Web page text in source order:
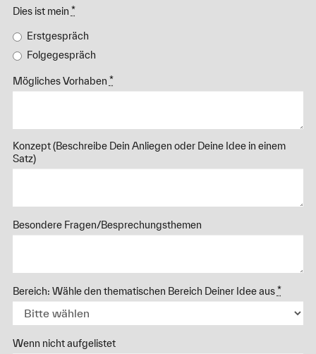
Dies ist mein *
Erstgespräch
Folgegespräch
Mögliches Vorhaben *
Konzept (Beschreibe Dein Anliegen oder Deine Idee in einem
Satz)
Besondere Fragen/Besprechungsthemen
Bereich: Wähle den thematischen Bereich Deiner Idee aus*
Wenn nicht aufgelistet